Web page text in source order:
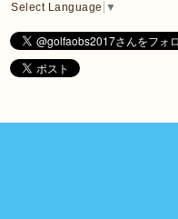
Select Language ▼